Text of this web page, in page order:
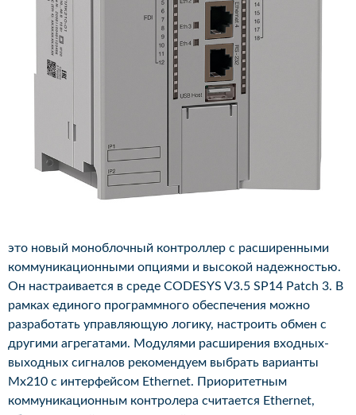
это новый моноблочный контроллер с расширенными
коммуникационными опциями и высокой надежностью.
Он настраивается в среде CODESYS V3.5 SP14 Patch 3. В
рамках единого программного обеспечения можно
разработать управляющую логику, настроить обмен с
другими агрегатами. Модулями расширения входных-
выходных сигналов рекомендуем выбрать варианты
Мх210 с интерфейсом Ethernet. Приоритетным
коммуникационным контролера считается Ethernet,